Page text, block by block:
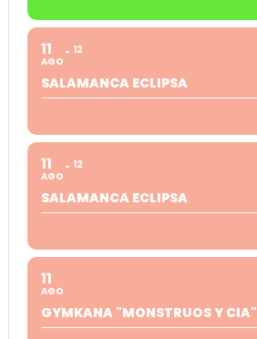
11
AGO
12
SALAMANCA ECLIPSA
11
AGO
12
SALAMANCA ECLIPSA
11
AGO
GYMKANA "MONSTRUOS Y CIA"